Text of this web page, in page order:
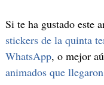
Si te ha gustado este
stickers de la quinta
WhatsApp, o mejor
animados que